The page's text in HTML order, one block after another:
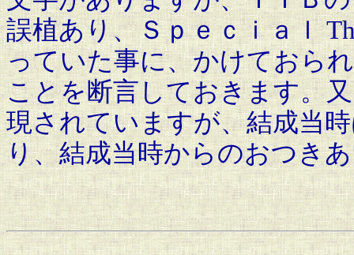
誤植あり、Ｓｐｅｃｉａｌ
っていた事に、かけておら
ことを断言しておきます。
現されていますが、結成当
り、結成当時からのおつき